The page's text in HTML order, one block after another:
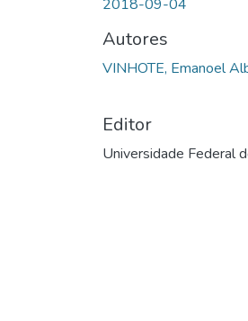
2018-09-04
Autores
VINHOTE, Emanoel
Editor
Universidade Federal